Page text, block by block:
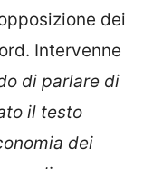
dei
Intervenne
di parlare di
il testo
dei